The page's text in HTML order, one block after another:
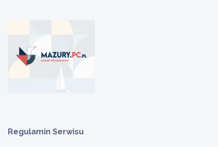
Regulamin Serwisu